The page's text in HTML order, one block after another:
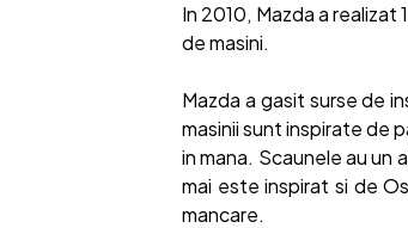
In 2010, Mazda a
de masini.
Mazda a gasit surse de
masinii sunt inspirate de
in mana. Scaunele au un
mai este inspirat si de
mancare.